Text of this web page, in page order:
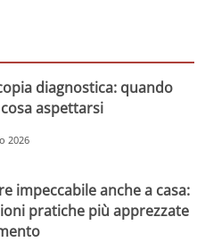
diagnostica: quando
aspettarsi
2026
impeccabile anche a casa:
pratiche più apprezzate